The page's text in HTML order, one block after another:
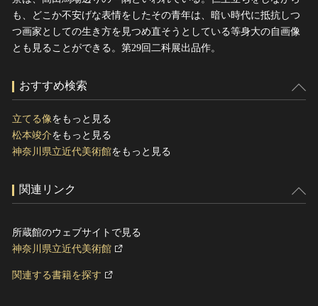
も、どこか不安げな表情をしたその青年は、暗い時代に抵抗しつ
つ画家としての生き方を見つめ直そうとしている等身大の自画像
とも見ることができる。第29回二科展出品作。
おすすめ検索
立てる像をもっと見る
松本竣介をもっと見る
神奈川県立近代美術館をもっと見る
関連リンク
所蔵館のウェブサイトで見る
神奈川県立近代美術館
関連する書籍を探す